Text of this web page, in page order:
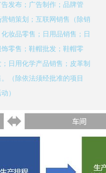
发布；广告制作；品牌管
销策划；互联网销售（除销
妆品零售；日用品销售；日
零售；鞋帽批发；鞋帽零
日用化学产品销售；皮革制
（除依法须经批准的项目
）